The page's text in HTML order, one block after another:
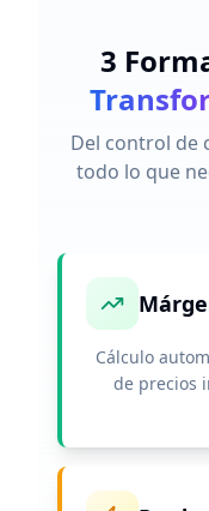
3
Del control de
todo lo que
Cálculo
de precios